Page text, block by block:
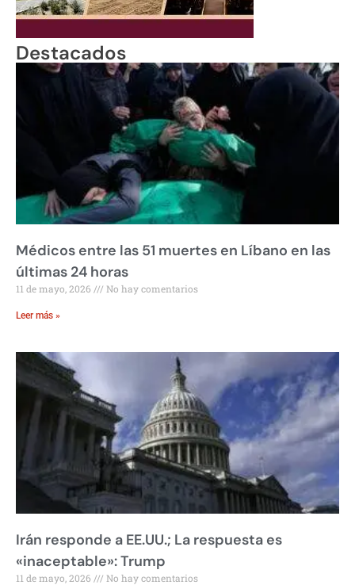
Destacados
Médicos entre las 51 muertes en Líbano en las
últimas 24 horas
11 de mayo, 2026 No hay comentarios
Leer más »
Irán responde a EE.UU.; La respuesta es
«inaceptable»: Trump
11 de mayo, 2026 No hay comentarios